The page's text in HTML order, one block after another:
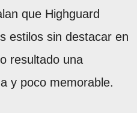
que Highguard
estilos sin destacar en
resultado una
y poco memorable.